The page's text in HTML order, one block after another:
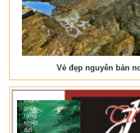
Vẻ đẹp nguyên bản